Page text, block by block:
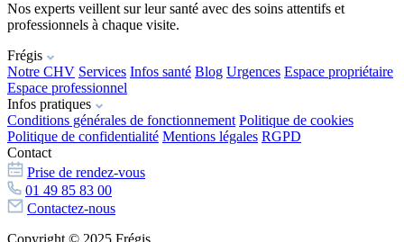
Nos experts veillent sur leur santé avec des soins attentifs et
professionnels à chaque visite.
Frégis
Notre CHV Services Infos santé Blog Urgences Espace propriétaire
Espace professionnel
Infos pratiques
Conditions générales de fonctionnement Politique de cookies
Politique de confidentialité Mentions légales RGPD
Contact
Prise de rendez-vous
01 49 85 83 00
Contactez-nous